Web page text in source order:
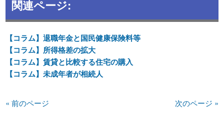
関連ページ:
【コラム】退職年金と国民健康保険料等
【コラム】所得格差の拡大
【コラム】賃貸と比較する住宅の購入
【コラム】未成年者が相続人
« 前のページ 次のページ »